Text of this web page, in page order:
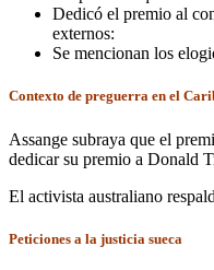
Dedicó el premio al
externos:
Se mencionan los
Contexto de preguerra en el
Assange subraya que el
dedicar su premio a Donald
El activista australiano
Peticiones a la justicia sueca